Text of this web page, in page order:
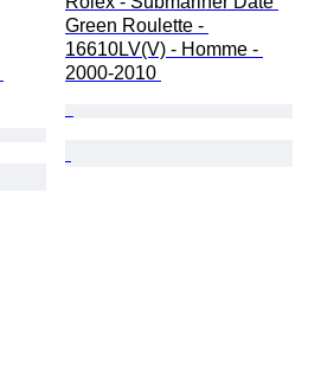
Green Roulette -
16610LV(V) - Homme -
2000-2010